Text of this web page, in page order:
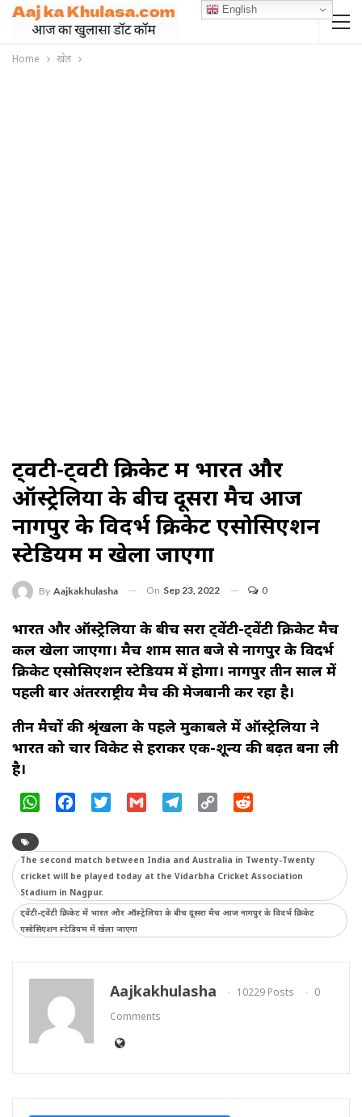
Home खेल
ट्वेंटी-ट्वेंटी क्रिकेट में भारत और
ऑस्ट्रेलिया के बीच दूसरा मैच आज
नागपुर के विदर्भ क्रिकेट एसोसिएशन
स्टेडियम में खेला जाएगा
By Aajkakhulasha On Sep 23, 2022 0
भारत और ऑस्ट्रेलिया के बीच दूसरा ट्वेंटी-ट्वेंटी क्रिकेट मैच
कल खेला जाएगा। मैच शाम सात बजे से नागपुर के विदर्भ
क्रिकेट एसोसिएशन स्टेडियम में होगा। नागपुर तीन साल में
पहली बार अंतरराष्ट्रीय मैच की मेजबानी कर रहा है।
तीन मैचों की श्रृंखला के पहले मुकाबले में ऑस्ट्रेलिया ने
भारत को चार विकेट से हराकर एक-शून्य की बढ़त बना ली
है।
WhatsAppFacebookTwitter Gmail Telegram
Copy
The second match between India and Australia in Twenty-Twenty
cricket will be played today at the Vidarbha Cricket Association
Stadium in Nagpur.
ट्वेंटी-ट्वेंटी क्रिकेट में भारत और ऑस्ट्रेलिया के बीच दूसरा मैच आज नागपुर के विदर्भ क्रिकेट
एसोसिएशन स्टेडियम में खेला जाएगा
Aajkakhulasha 10229 Posts
0
Comments
English